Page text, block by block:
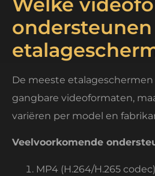
ondersteunen
De meeste
gangbare videoformaten,
variëren per model en
Veelvoorkomende
MP4 (H.264/H.265